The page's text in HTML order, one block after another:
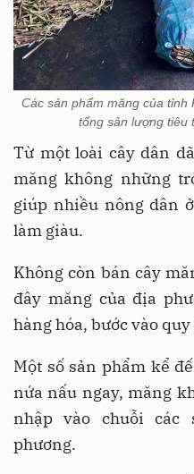
Các sản phẩm măng của tỉnh
tổng sản lượng tiêu
Từ một loài cây dân
măng không những
giúp nhiều nông dân
làm giàu.
Không còn bán cây
đây măng của địa
hàng hóa, bước vào
Một số sản phẩm kể
nứa nấu ngay, măng
nhập vào chuỗi các
phương.